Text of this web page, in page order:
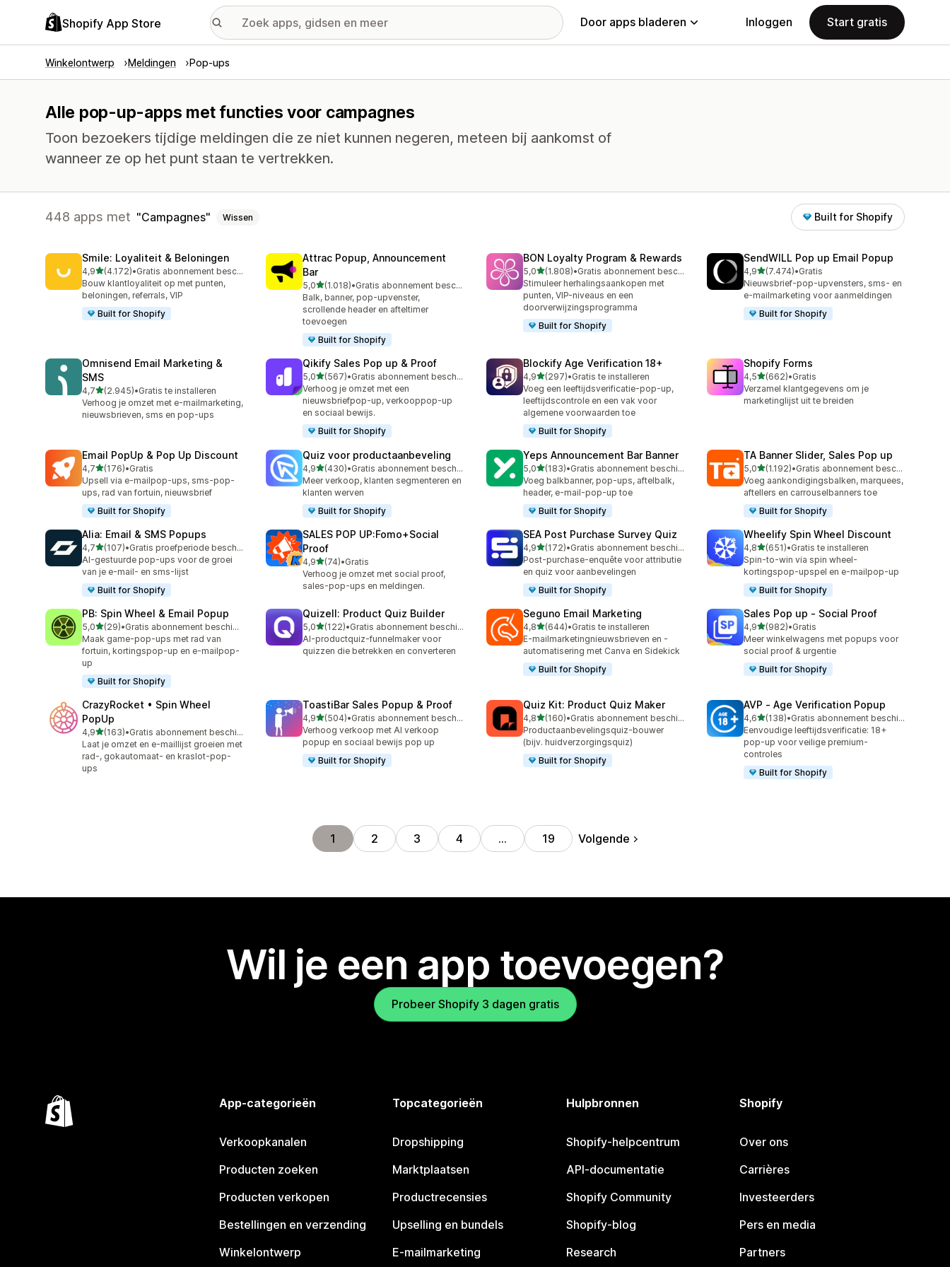
Shopify App Store Door apps bladeren Inloggen Start gratis
Winkelontwerp Meldingen Pop-ups
Alle pop-up-apps met functies voor campagnes
Toon bezoekers tijdige meldingen die ze niet kunnen negeren, meteen bij aankomst of
wanneer ze op het punt staan te vertrekken.
448 apps met Campagnes Wissen Built for Shopify
Smile: Loyaliteit & Beloningen
4,9van 5 sterren
(4.172)
4172 recensies in totaal
•
Gratis abonnement beschikbaar
Bouw klantloyaliteit op met punten,
beloningen, referrals, VIP
Built for Shopify
Attrac Popup, Announcement
Bar
5,0van 5 sterren
(1.018)
1018 recensies in totaal
•
Gratis abonnement beschikbaar
Balk, banner, pop-upvenster,
scrollende header en afteltimer
toevoegen
Built for Shopify
BON Loyalty Program & Rewards
5,0van 5 sterren
(1.808)
1808 recensies in totaal
•
Gratis abonnement beschikbaar
Stimuleer herhalingsaankopen met
punten, VIP-niveaus en een
doorverwijzingsprogramma
Built for Shopify
SendWILL Pop up Email Popup
4,9van 5 sterren
(7.474)
7474 recensies in totaal
•Gratis
Nieuwsbrief-pop-upvensters, sms- en
e-mailmarketing voor aanmeldingen
Built for Shopify
Omnisend Email Marketing &
SMS
4,7van 5 sterren
(2.945)
2945 recensies in totaal
•Gratis te installeren
Verhoog je omzet met e-mailmarketing,
nieuwsbrieven, sms en pop-ups
Qikify Sales Pop up & Proof
5,0van 5 sterren
(567)
567 recensies in totaal
•
Gratis abonnement beschikbaar
Verhoog je omzet met een
nieuwsbriefpop-up, verkooppop-up
en sociaal bewijs.
Built for Shopify
Blockify Age Verification 18+
4,9van 5 sterren
(297)
297 recensies in totaal
•Gratis te installeren
Voeg een leeftijdsverificatie-pop-up,
leeftijdscontrole en een vak voor
algemene voorwaarden toe
Built for Shopify
Shopify Forms
4,5van 5 sterren
(662)
662 recensies in totaal
•Gratis
Verzamel klantgegevens om je
marketinglijst uit te breiden
Email PopUp & Pop Up Discount
4,7van 5 sterren
(176)
176 recensies in totaal
•Gratis
Upsell via e-mailpop-ups, sms-pop-
ups, rad van fortuin, nieuwsbrief
Built for Shopify
Quiz voor productaanbeveling
4,9van 5 sterren
(430)
430 recensies in totaal
•
Gratis abonnement beschikbaar
Meer verkoop, klanten segmenteren en
klanten werven
Built for Shopify
Yeps Announcement Bar Banner
5,0van 5 sterren
(183)
183 recensies in totaal
•
Gratis abonnement beschikbaar
Voeg balkbanner, pop-ups, aftelbalk,
header, e-mail-pop-up toe
Built for Shopify
TA Banner Slider, Sales Pop up
5,0van 5 sterren
(1.192)
1192 recensies in totaal
•
Gratis abonnement beschikbaar
Voeg aankondigingsbalken, marquees,
aftellers en carrouselbanners toe
Built for Shopify
Alia: Email & SMS Popups
4,7van 5 sterren
(107)
107 recensies in totaal
•
Gratis proefperiode beschikbaar
AI-gestuurde pop-ups voor de groei
van je e-mail- en sms-lijst
Built for Shopify
SALES POP UP:Fomo+Social
Proof
4,9van 5 sterren
(74)
74 recensies in totaal
•Gratis
Verhoog je omzet met social proof,
sales-pop-ups en meldingen.
SEA Post Purchase Survey Quiz
4,9van 5 sterren
(172)
172 recensies in totaal
•
Gratis abonnement beschikbaar
Post-purchase-enquête voor attributie
en quiz voor aanbevelingen
Built for Shopify
Wheelify Spin Wheel Discount
4,8van 5 sterren
(651)
651 recensies in totaal
•Gratis te installeren
Spin-to-win via spin wheel-
kortingspop-upspel en e-mailpop-up
Built for Shopify
PB: Spin Wheel & Email Popup
5,0van 5 sterren
(29)
29 recensies in totaal
•
Gratis abonnement beschikbaar
Maak game-pop-ups met rad van
fortuin, kortingspop-up en e-mailpop-
up
Built for Shopify
Quizell: Product Quiz Builder
5,0van 5 sterren
(122)
122 recensies in totaal
•
Gratis abonnement beschikbaar
AI-productquiz-funnelmaker voor
quizzen die betrekken en converteren
Seguno Email Marketing
4,8van 5 sterren
(644)
644 recensies in totaal
•Gratis te installeren
E-mailmarketingnieuwsbrieven en -
automatisering met Canva en Sidekick
Built for Shopify
Sales Pop up ‑ Social Proof
4,9van 5 sterren
(982)
982 recensies in totaal
•Gratis
Meer winkelwagens met popups voor
social proof & urgentie
Built for Shopify
CrazyRocket • Spin Wheel
PopUp
4,9van 5 sterren
(163)
163 recensies in totaal
•
Gratis abonnement beschikbaar
Laat je omzet en e-maillijst groeien met
rad-, gokautomaat- en kraslot-pop-
ups
ToastiBar Sales Popup & Proof
4,9van 5 sterren
(504)
504 recensies in totaal
•
Gratis abonnement beschikbaar
Verhoog verkoop met AI verkoop
popup en sociaal bewijs pop up
Built for Shopify
Quiz Kit: Product Quiz Maker
4,8van 5 sterren
(160)
160 recensies in totaal
•
Gratis abonnement beschikbaar
Productaanbevelingsquiz-bouwer
(bijv. huidverzorgingsquiz)
Built for Shopify
AVP ‑ Age Verification Popup
4,6van 5 sterren
(138)
138 recensies in totaal
•
Gratis abonnement beschikbaar
Eenvoudige leeftijdsverificatie: 18+
pop-up voor veilige premium-
controles
Built for Shopify
1 2 3 4 … 19 Volgende
Wil je een app toevoegen?
Probeer Shopify 3 dagen gratis
App-categorieën
Verkoopkanalen
Producten zoeken
Producten verkopen
Bestellingen en verzending
Winkelontwerp
Topcategorieën
Dropshipping
Marktplaatsen
Productrecensies
Upselling en bundels
E-mailmarketing
Hulpbronnen
Shopify-helpcentrum
API-documentatie
Shopify Community
Shopify-blog
Research
Shopify
Over ons
Carrières
Investeerders
Pers en media
Partners